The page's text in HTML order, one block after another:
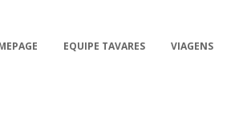
EQUIPE TAVARES VIAGENS